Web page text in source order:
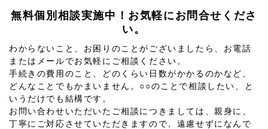
無料個別相談実施中！お気軽にお問合せくださ
い。
わからないこと、お困りのことがございましたら、お電話
またはメールでお気軽にご相談ください。
手続きの費用のこと、どのくらい日数がかかるのかなど、
どんなことでもかまいません。○○のことで相談したい、と
いうだけでも結構です。
お問い合わせいただいたご相談につきましては、親身に、
丁寧にご対応させていただきますので、遠慮せずになんで